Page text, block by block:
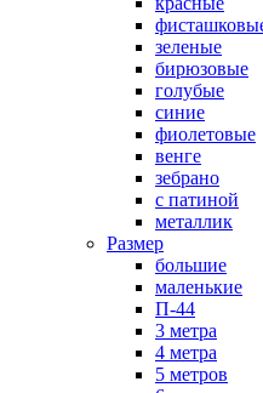
зеленые
бирюзовые
голубые
синие
фиолетовые
венге
зебрано
с патиной
металлик
Размер
большие
маленькие
П-44
3 метра
4 метра
5 метров